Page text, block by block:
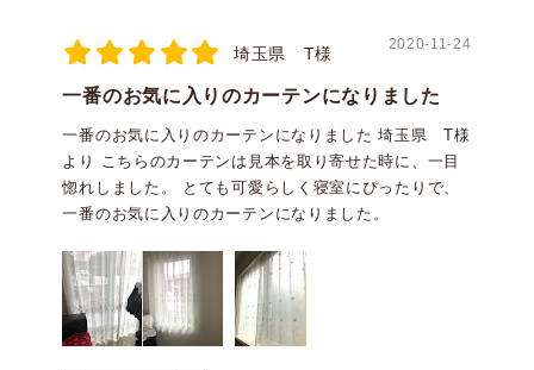
埼玉県 T様 2020-11-24
一番のお気に入りのカーテンになりました
一番のお気に入りのカーテンになりました 埼玉県 T様
より こちらのカーテンは見本を取り寄せた時に、一目
惚れしました。 とても可愛らしく寝室にぴったりで、
一番のお気に入りのカーテンになりました。